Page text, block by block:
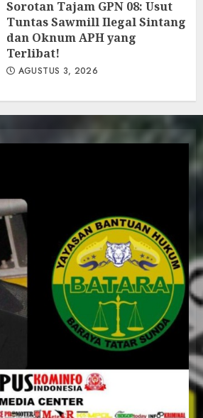
‎Sorotan Tajam GPN 08: Usut
Tuntas Sawmill Ilegal Sintang
dan Oknum APH yang
Terlibat!
AGUSTUS 3, 2026